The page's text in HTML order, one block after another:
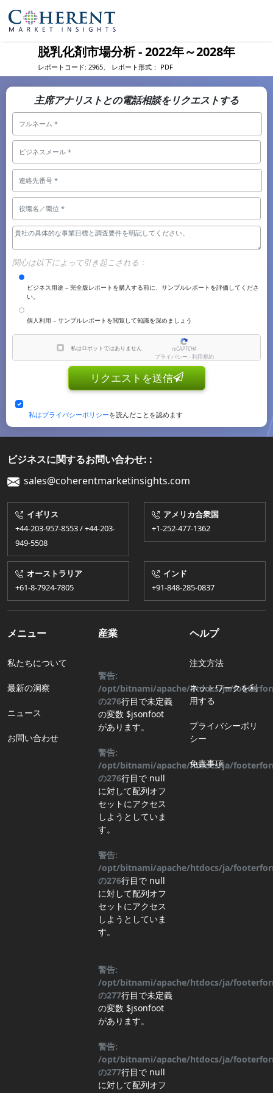
脱乳化剤市場分析 - 2022年～2028年
レポートコード: 2965、 レポート形式： PDF
主席アナリストとの電話相談をリクエストする
関心は以下によって引き起こされる：
ビジネス用途 – 完全版レポートを購入する前に、サンプルレポートを評価してくださ
い。
個人利用 – サンプルレポートを閲覧して知識を深めましょう
私はロボットではありません reCAPTCHA
プライバシー - 利用規約
リクエストを送信
私はプライバシーポリシーを読んだことを認めます
ビジネスに関するお問い合わせ: :
sales@coherentmarketinsights.com
イギリス
+44-203-957-8553 / +44-203-
949-5508
アメリカ合衆国
+1-252-477-1362
オーストラリア
+61-8-7924​​-7805
インド
+91-848-285-0837
メニュー
私たちについて
最新の洞察
ニュース
お問い合わせ
産業
警告:
/opt/bitnami/apache/htdocs/ja/
の276行目で未定義
の変数 $jsonfoot
があります。
警告:
/opt/bitnami/apache/htdocs/ja/
の276行目で null
に対して配列オフ
セットにアクセス
しようとしていま
す。
警告:
/opt/bitnami/apache/htdocs/ja/
の276行目で null
に対して配列オフ
セットにアクセス
しようとしていま
す。
警告:
/opt/bitnami/apache/htdocs/ja/
の277行目で未定義
の変数 $jsonfoot
があります。
警告:
/opt/bitnami/apache/htdocs/ja/
の277行目で null
に対して配列オフ
ヘルプ
注文方法
ネットワークを利
用する
プライバシーポリ
シー
免責事項